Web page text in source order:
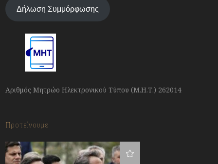
Δήλωση Συμμόρφωσης
Αριθμός Μητρώο Ηλεκτρονικού Τύπου (Μ.Η.Τ.) 262014
Προτείνουμε